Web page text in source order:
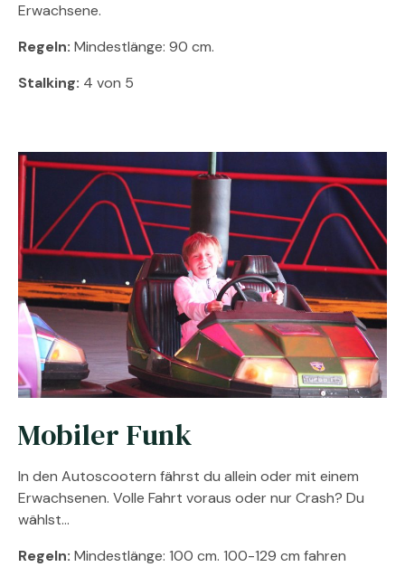
Erwachsene.
Regeln: Mindestlänge: 90 cm.
Stalking: 4 von 5
Mobiler Funk
In den Autoscootern fährst du allein oder mit einem
Erwachsenen. Volle Fahrt voraus oder nur Crash? Du
wählst...
Regeln: Mindestlänge: 100 cm. 100-129 cm fahren